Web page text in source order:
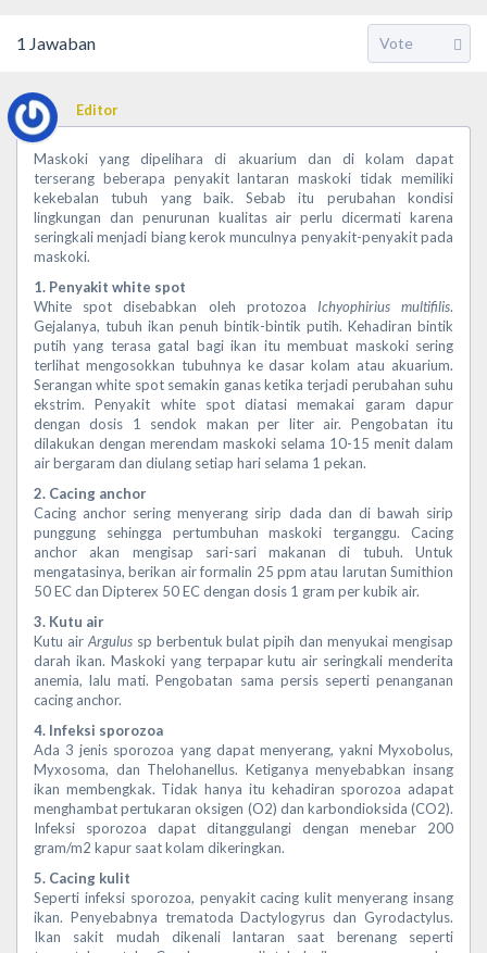
1 Jawaban
Editor
Maskoki yang dipelihara di akuarium dan di kolam dapat
terserang beberapa penyakit lantaran maskoki tidak memiliki
kekebalan tubuh yang baik. Sebab itu perubahan kondisi
lingkungan dan penurunan kualitas air perlu dicermati karena
seringkali menjadi biang kerok munculnya penyakit-penyakit pada
maskoki.
1. Penyakit white spot
White spot disebabkan oleh protozoa Ichyophirius multifilis.
Gejalanya, tubuh ikan penuh bintik-bintik putih. Kehadiran bintik
putih yang terasa gatal bagi ikan itu membuat maskoki sering
terlihat mengosokkan tubuhnya ke dasar kolam atau akuarium.
Serangan white spot semakin ganas ketika terjadi perubahan suhu
ekstrim. Penyakit white spot diatasi memakai garam dapur
dengan dosis 1 sendok makan per liter air. Pengobatan itu
dilakukan dengan merendam maskoki selama 10-15 menit dalam
air bergaram dan diulang setiap hari selama 1 pekan.
2. Cacing anchor
Cacing anchor sering menyerang sirip dada dan di bawah sirip
punggung sehingga pertumbuhan maskoki terganggu. Cacing
anchor akan mengisap sari-sari makanan di tubuh. Untuk
mengatasinya, berikan air formalin 25 ppm atau larutan Sumithion
50 EC dan Dipterex 50 EC dengan dosis 1 gram per kubik air.
3. Kutu air
Kutu air Argulussp berbentuk bulat pipih dan menyukai mengisap
darah ikan. Maskoki yang terpapar kutu air seringkali menderita
anemia, lalu mati. Pengobatan sama persis seperti penanganan
cacing anchor.
4. Infeksi sporozoa
Ada 3 jenis sporozoa yang dapat menyerang, yakni Myxobolus,
Myxosoma, dan Thelohanellus. Ketiganya menyebabkan insang
ikan membengkak. Tidak hanya itu kehadiran sporozoa adapat
menghambat pertukaran oksigen (O2) dan karbondioksida (CO2).
Infeksi sporozoa dapat ditanggulangi dengan menebar 200
gram/m2 kapur saat kolam dikeringkan.
5. Cacing kulit
Seperti infeksi sporozoa, penyakit cacing kulit menyerang insang
ikan. Penyebabnya trematoda Dactylogyrus dan Gyrodactylus.
Ikan sakit mudah dikenali lantaran saat berenang seperti